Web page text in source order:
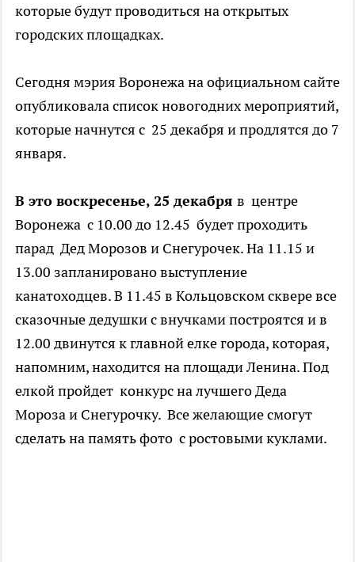
которые будут проводиться на открытых
городских площадках.
Сегодня мэрия Воронежа на официальном сайте
опубликовала список новогодних мероприятий,
которые начнутся с 25 декабря и продлятся до 7
января.
В это воскресенье, 25 декабря в центре
Воронежа с 10.00 до 12.45 будет проходить
парад Дед Морозов и Снегурочек. На 11.15 и
13.00 запланировано выступление
канатоходцев. В 11.45 в Кольцовском сквере все
сказочные дедушки с внучками построятся и в
12.00 двинутся к главной елке города, которая,
напомним, находится на площади Ленина. Под
елкой пройдет конкурс на лучшего Деда
Мороза и Снегурочку. Все желающие смогут
сделать на память фото с ростовыми куклами.